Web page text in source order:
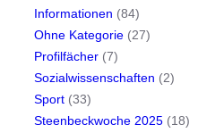
Informationen (84)
Ohne Kategorie (27)
Profilfächer (7)
Sozialwissenschaften (2)
Sport (33)
Steenbeckwoche 2025 (18)